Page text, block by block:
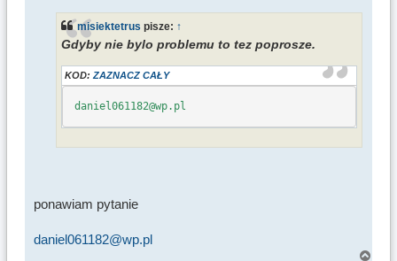
misiektetrus pisze: ↑
Gdyby nie bylo problemu to tez poprosze.
KOD: ZAZNACZ CAŁY
daniel061182@wp.pl
ponawiam pytanie
daniel061182@wp.pl